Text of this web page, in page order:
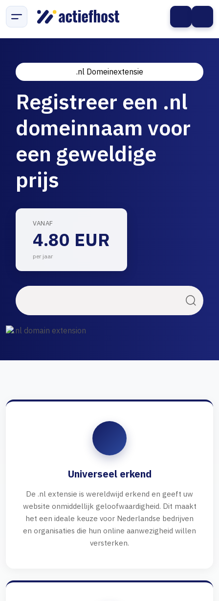
.nl Domeinextensie
Registreer een .nl
domeinnaam voor
een geweldige
prijs
VANAF
4.80 EUR
per jaar
Universeel erkend
De .nl extensie is wereldwijd erkend en geeft uw
website onmiddellijk geloofwaardigheid. Dit maakt
het een ideale keuze voor Nederlandse bedrijven
en organisaties die hun online aanwezigheid willen
versterken.